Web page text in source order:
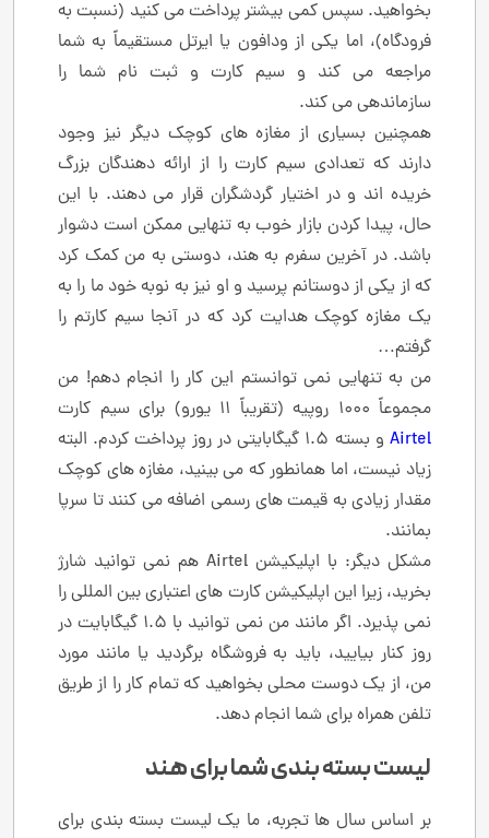
بخواهید. سپس کمی بیشتر پرداخت می کنید (نسبت به
فرودگاه)، اما یکی از ودافون یا ایرتل مستقیماً به شما
مراجعه می کند و سیم کارت و ثبت نام شما را
سازماندهی می کند.
همچنین بسیاری از مغازه های کوچک دیگر نیز وجود
دارند که تعدادی سیم کارت را از ارائه دهندگان بزرگ
خریده اند و در اختیار گردشگران قرار می دهند. با این
حال، پیدا کردن بازار خوب به تنهایی ممکن است دشوار
باشد. در آخرین سفرم به هند، دوستی به من کمک کرد
که از یکی از دوستانم پرسید و او نیز به نوبه خود ما را به
یک مغازه کوچک هدایت کرد که در آنجا سیم کارتم را
گرفتم…
من به تنهایی نمی توانستم این کار را انجام دهم! من
مجموعاً 1000 روپیه (تقریباً 11 یورو) برای سیم کارت
Airtel
و بسته 1.5 گیگابایتی در روز پرداخت کردم. البته
زیاد نیست، اما همانطور که می بینید، مغازه های کوچک
مقدار زیادی به قیمت های رسمی اضافه می کنند تا سرپا
بمانند.
مشکل دیگر: با اپلیکیشن Airtel هم نمی توانید شارژ
بخرید، زیرا این اپلیکیشن کارت های اعتباری بین المللی را
نمی پذیرد. اگر مانند من نمی توانید با 1.5 گیگابایت در
روز کنار بیایید، باید به فروشگاه برگردید یا مانند مورد
من، از یک دوست محلی بخواهید که تمام کار را از طریق
تلفن همراه برای شما انجام دهد.
لیست بسته بندی شما برای هند
بر اساس سال ها تجربه، ما یک لیست بسته بندی برای